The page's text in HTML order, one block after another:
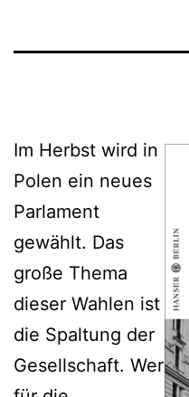
Im Herbst wird in
Polen ein neues
Parlament
gewählt. Das
große Thema
dieser Wahlen ist
die Spaltung der
Gesellschaft. Wer